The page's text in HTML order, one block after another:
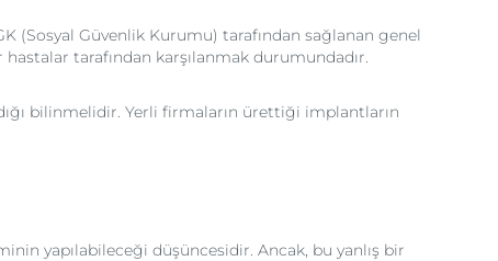
(Sosyal Güvenlik Kurumu) tarafından sağlanan genel
tarafından karşılanmak durumundadır.
bilinmelidir. Yerli firmaların ürettiği implantların
yapılabileceği düşüncesidir. Ancak, bu yanlış bir